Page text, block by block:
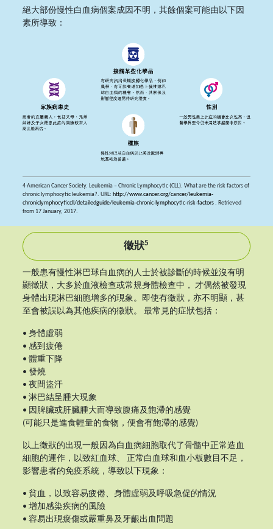
絕大部份慢性白血病個案成因不明，其餘個案可能由以下因
素所導致：
4 American Cancer Society. Leukemia – Chronic Lymphocytic (CLL). What are the risk factors of
chronic lymphocytic leukemia?. URL: http://www.cancer.org/cancer/leukemia-
chroniclymphocyticcll/detailedguide/leukemia-chronic-lymphocytic-risk-factors . Retrieved
from 17 January, 2017.
徵狀5
一般患有慢性淋巴球白血病的人士於被診斷的時候並沒有明
顯徵狀，大多於血液檢查或常規身體檢查中， 才偶然被發現
身體出現淋巴細胞增多的現象。即使有徵狀，亦不明顯，甚
至會被誤以為其他疾病的徵狀。 最常見的症狀包括：
• 身體虛弱
• 感到疲倦
• 體重下降
• 發燒
• 夜間盜汗
• 淋巴結呈腫大現象
• 因脾臟或肝臟腫大而導致腹痛及飽滯的感覺
(可能只是進食輕量的食物，便會有飽滯的感覺)
以上徵狀的出現一般因為白血病細胞取代了骨髓中正常造血
細胞的運作，以致紅血球、 正常白血球和血小板數目不足，
影響患者的免疫系統，導致以下現象：
• 貧血，以致容易疲倦、身體虛弱及呼吸急促的情況
• 增加感染疾病的風險
• 容易出現瘀傷或嚴重鼻及牙齦出血問題